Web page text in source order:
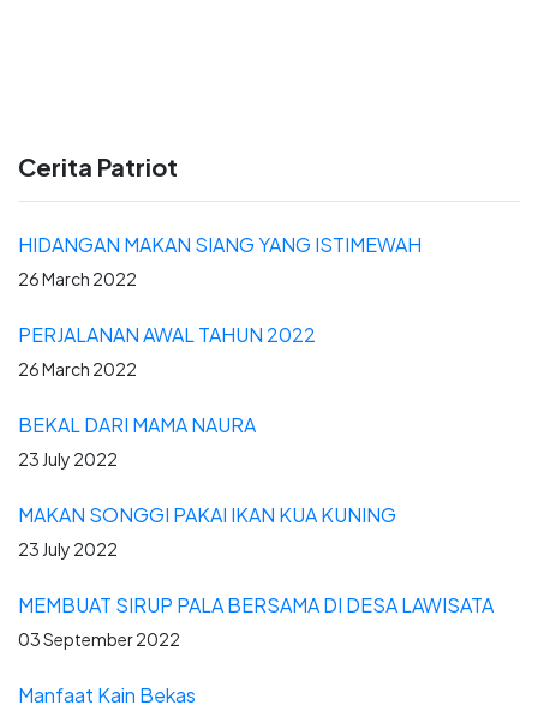
Cerita Patriot
HIDANGAN MAKAN SIANG YANG ISTIMEWAH
26 March 2022
PERJALANAN AWAL TAHUN 2022
26 March 2022
BEKAL DARI MAMA NAURA
23 July 2022
MAKAN SONGGI PAKAI IKAN KUA KUNING
23 July 2022
MEMBUAT SIRUP PALA BERSAMA DI DESA LAWISATA
03 September 2022
Manfaat Kain Bekas